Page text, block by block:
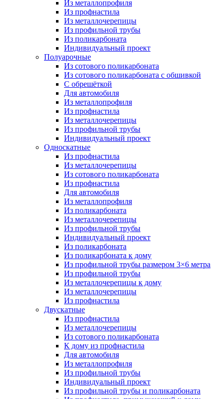
Из металлопрофиля
Из профнастила
Из металлочерепицы
Из профильной трубы
Из поликарбоната
Индивидуальный проект
Полуарочные
Из сотового поликарбоната
Из сотового поликарбоната с обшивкой
С обрешёткой
Для автомобиля
Из металлопрофиля
Из профнастила
Из металлочерепицы
Из профильной трубы
Индивидуальный проект
Односкатные
Из профнастила
Из металлочерепицы
Из сотового поликарбоната
Из профнастила
Для автомобиля
Из металлопрофиля
Из поликарбоната
Из металлочерепицы
Из профильной трубы
Индивидуальный проект
Из поликарбоната
Из поликарбоната к дому
Из профильной трубы размером 3×6 метра
Из профильной трубы
Из металлочерепицы к дому
Из металлочерепицы
Из профнастила
Двускатные
Из профнастила
Из металлочерепицы
Из сотового поликарбоната
К дому из профнастила
Для автомобиля
Из металлопрофиля
Из профильной трубы
Индивидуальный проект
Из профильной трубы и поликарбоната